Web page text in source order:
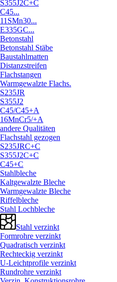
S355J2C+C
C45...
11SMn30...
E335GC...
Betonstahl
Betonstahl Stäbe
Baustahlmatten
Distanzstreifen
Flachstangen
Warmgewalzte Flachs.
S235JR
S355J2
C45/C45+A
16MnCr5/+A
andere Qualitäten
Flachstahl gezogen
S235JRC+C
S355J2C+C
C45+C
Stahlbleche
Kaltgewalzte Bleche
Warmgewalzte Bleche
Riffelbleche
Stahl Lochbleche
Stahl verzinkt
Formrohre verzinkt
Quadratisch verzinkt
Rechteckig verzinkt
U-Leichtprofile verzinkt
Rundrohre verzinkt